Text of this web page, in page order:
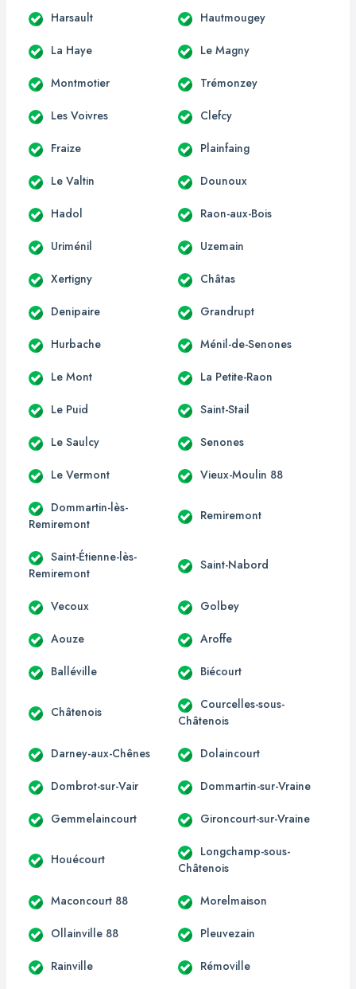
Harsault Hautmougey
La Haye Le Magny
Montmotier Trémonzey
Les Voivres Clefcy
Fraize Plainfaing
Le Valtin Dounoux
Hadol Raon-aux-Bois
Uriménil Uzemain
Xertigny Châtas
Denipaire Grandrupt
Hurbache Ménil-de-Senones
Le Mont La Petite-Raon
Le Puid Saint-Stail
Le Saulcy Senones
Le Vermont Vieux-Moulin 88
Dommartin-lès-
Remiremont
Remiremont
Saint-Étienne-lès-
Remiremont
Saint-Nabord
Vecoux Golbey
Aouze Aroffe
Balléville Biécourt
Châtenois
Courcelles-sous-
Châtenois
Darney-aux-Chênes Dolaincourt
Dombrot-sur-Vair Dommartin-sur-Vraine
Gemmelaincourt Gironcourt-sur-Vraine
Houécourt
Longchamp-sous-
Châtenois
Maconcourt 88 Morelmaison
Ollainville 88 Pleuvezain
Rainville Rémoville